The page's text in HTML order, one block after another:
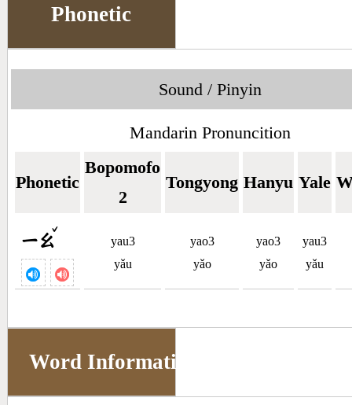
Phonetic
Sound / Pinyin
Mandarin Pronuncition
Phonetic
Bopomofo
2
Tongyong Hanyu Yale
ㄧㄠ
ˇ
yau3
yǎu
yao3
yǎo
yao3
yǎo
yau3
yǎu
Word Information